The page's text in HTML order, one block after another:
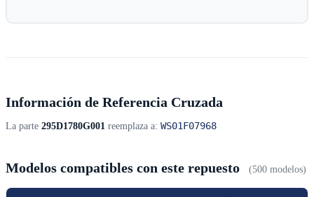
Información de Referencia Cruzada
La parte 295D1780G001 reemplaza a: WS01F07968
Modelos compatibles con este repuesto (500 modelos)